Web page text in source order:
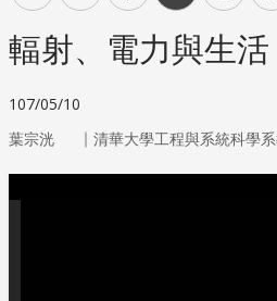
輻射、電力與生活
107/05/10
葉宗洸 ｜ 清華大學工程與系統科學